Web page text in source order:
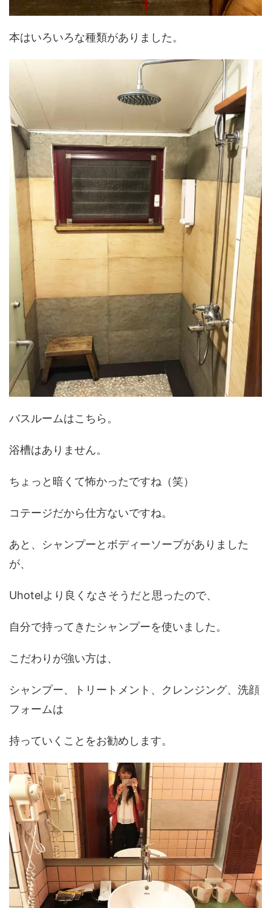
本はいろいろな種類がありました。
バスルームはこちら。
浴槽はありません。
ちょっと暗くて怖かったですね（笑）
コテージだから仕方ないですね。
あと、シャンプーとボディーソープがありました
が、
Uhotelより良くなさそうだと思ったので、
自分で持ってきたシャンプーを使いました。
こだわりが強い方は、
シャンプー、トリートメント、クレンジング、洗顔
フォームは
持っていくことをお勧めします。